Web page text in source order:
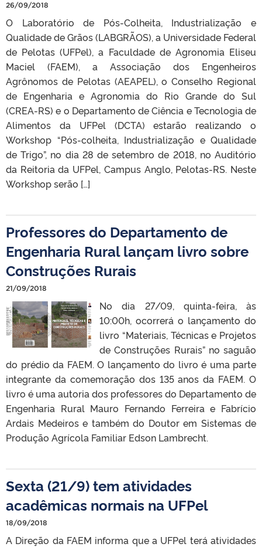
26/09/2018
O Laboratório de Pós-Colheita, Industrialização e
Qualidade de Grãos (LABGRÃOS), a Universidade Federal
de Pelotas (UFPel), a Faculdade de Agronomia Eliseu
Maciel (FAEM), a Associação dos Engenheiros
Agrônomos de Pelotas (AEAPEL), o Conselho Regional
de Engenharia e Agronomia do Rio Grande do Sul
(CREA-RS) e o Departamento de Ciência e Tecnologia de
Alimentos da UFPel (DCTA) estarão realizando o
Workshop “Pós-colheita, Industrialização e Qualidade
de Trigo”, no dia 28 de setembro de 2018, no Auditório
da Reitoria da UFPel, Campus Anglo, Pelotas-RS. Neste
Workshop serão […]
Professores do Departamento de
Engenharia Rural lançam livro sobre
Construções Rurais
21/09/2018
No dia 27/09, quinta-feira, às
10:00h, ocorrerá o lançamento do
livro “Materiais, Técnicas e Projetos
de Construções Rurais” no saguão
do prédio da FAEM. O lançamento do livro é uma parte
integrante da comemoração dos 135 anos da FAEM. O
livro é uma autoria dos professores do Departamento de
Engenharia Rural Mauro Fernando Ferreira e Fabrício
Ardais Medeiros e também do Doutor em Sistemas de
Produção Agrícola Familiar Edson Lambrecht.
Sexta (21/9) tem atividades
acadêmicas normais na UFPel
18/09/2018
A Direção da FAEM informa que a UFPel terá atividades